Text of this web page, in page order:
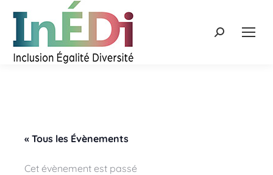
Recherche
« Tous les Évènements
Cet évènement est passé